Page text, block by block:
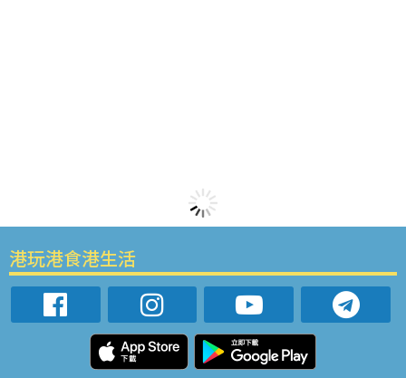
港玩港食港生活